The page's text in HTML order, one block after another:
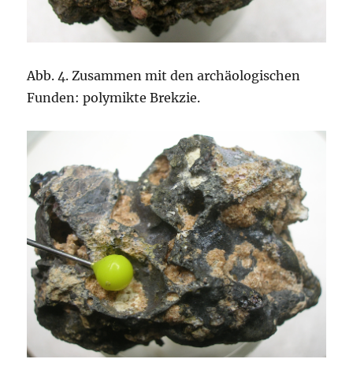
Abb. 4. Zusammen mit den archäologischen
Funden: polymikte Brekzie.